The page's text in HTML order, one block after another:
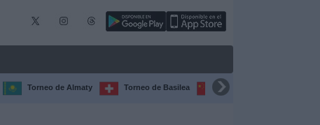
Torneo de Almaty Torneo de Basilea Torneo de Chengdú